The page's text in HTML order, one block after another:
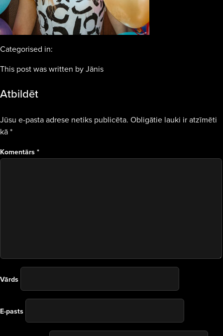
Categorised in:
This post was written by Jānis
Atbildēt
Jūsu e-pasta adrese netiks publicēta. Obligātie lauki ir atzīmēti
kā*
Komentārs*
Vārds
E-pasts